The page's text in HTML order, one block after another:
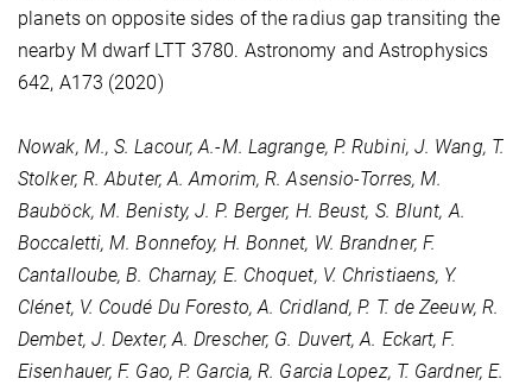
planets on opposite sides of the radius gap transiting the
nearby M dwarf LTT 3780. Astronomy and Astrophysics
642, A173 (2020)
Nowak, M., S. Lacour, A.-M. Lagrange, P. Rubini, J. Wang, T.
Stolker, R. Abuter, A. Amorim, R. Asensio-Torres, M.
Bauböck, M. Benisty, J. P. Berger, H. Beust, S. Blunt, A.
Boccaletti, M. Bonnefoy, H. Bonnet, W. Brandner, F.
Cantalloube, B. Charnay, E. Choquet, V. Christiaens, Y.
Clénet, V. Coudé Du Foresto, A. Cridland, P. T. de Zeeuw, R.
Dembet, J. Dexter, A. Drescher, G. Duvert, A. Eckart, F.
Eisenhauer, F. Gao, P. Garcia, R. Garcia Lopez, T. Gardner, E.